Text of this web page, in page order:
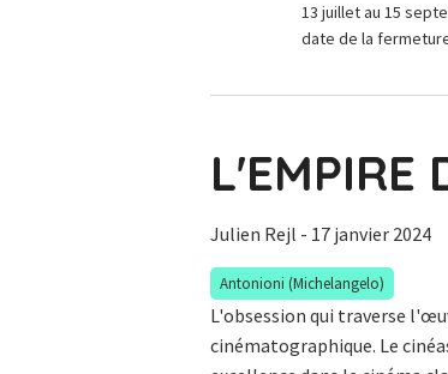
13 juillet au 15
date de la
L'EMPIRE
Julien Rejl - 17 janvier 2024
Antonioni (Michelangelo)
L'obsession qui traverse
cinématographique. Le